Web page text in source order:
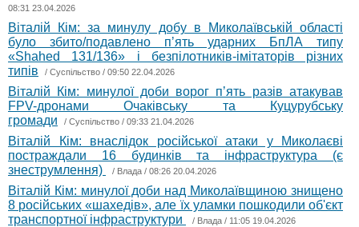
08:31 23.04.2026
Віталій Кім: за минулу добу в Миколаївській області
було збито/подавлено пʼять ударних БпЛА типу
«Shahed 131/136» і безпілотників-імітаторів різних
типів
/ Суспільство / 09:50 22.04.2026
Віталій Кім: минулої доби ворог пʼять разів атакував
FPV-дронами Очаківську та Куцурубську
громади
/ Суспільство / 09:33 21.04.2026
Віталій Кім: внаслідок російської атаки у Миколаєві
постраждали 16 будинків та інфраструктура (є
знеструмлення)
/ Влада / 08:26 20.04.2026
Віталій Кім: минулої доби над Миколаївщиною знищено
8 російських «шахедів», але їх уламки пошкодили об'єкт
транспортної інфраструктури
/ Влада / 11:05 19.04.2026